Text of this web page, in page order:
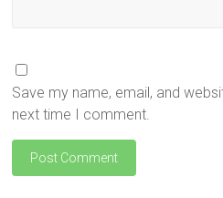
Save my name, email, and
next time I comment.